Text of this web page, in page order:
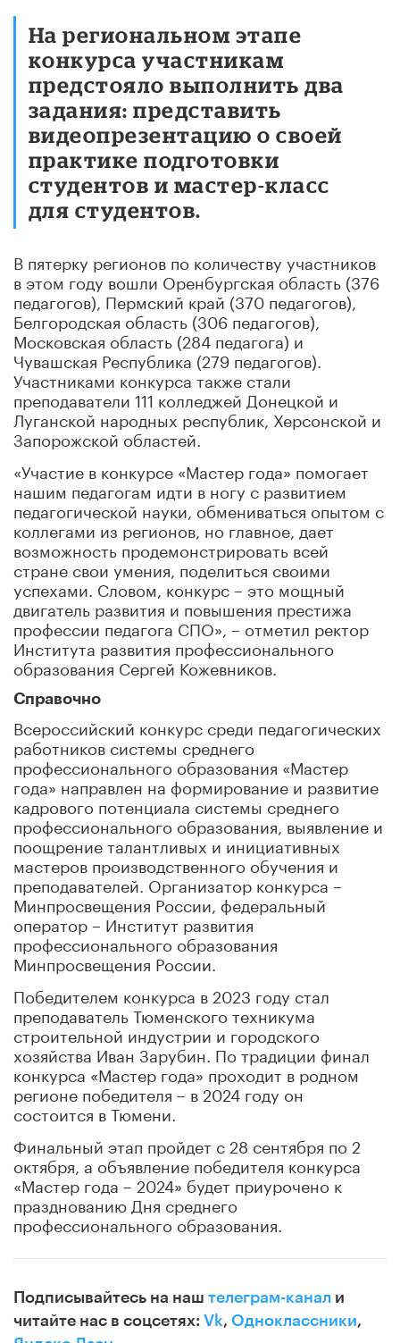
На региональном этапе
конкурса участникам
предстояло выполнить два
задания: представить
видеопрезентацию о своей
практике подготовки
студентов и мастер-класс
для студентов.
В пятерку регионов по количеству участников
в этом году вошли Оренбургская область (376
педагогов), Пермский край (370 педагогов),
Белгородская область (306 педагогов),
Московская область (284 педагога) и
Чувашская Республика (279 педагогов).
Участниками конкурса также стали
преподаватели 111 колледжей Донецкой и
Луганской народных республик, Херсонской и
Запорожской областей.
«Участие в конкурсе «Мастер года» помогает
нашим педагогам идти в ногу с развитием
педагогической науки, обмениваться опытом с
коллегами из регионов, но главное, дает
возможность продемонстрировать всей
стране свои умения, поделиться своими
успехами. Словом, конкурс – это мощный
двигатель развития и повышения престижа
профессии педагога СПО», – отметил ректор
Института развития профессионального
образования Сергей Кожевников.
Справочно
Всероссийский конкурс среди педагогических
работников системы среднего
профессионального образования «Мастер
года» направлен на формирование и развитие
кадрового потенциала системы среднего
профессионального образования, выявление и
поощрение талантливых и инициативных
мастеров производственного обучения и
преподавателей. Организатор конкурса –
Минпросвещения России, федеральный
оператор – Институт развития
профессионального образования
Минпросвещения России.
Победителем конкурса в 2023 году стал
преподаватель Тюменского техникума
строительной индустрии и городского
хозяйства Иван Зарубин. По традиции финал
конкурса «Мастер года» проходит в родном
регионе победителя – в 2024 году он
состоится в Тюмени.
Финальный этап пройдет с 28 сентября по 2
октября, а объявление победителя конкурса
«Мастер года – 2024» будет приурочено к
празднованию Дня среднего
профессионального образования.
Подписывайтесь на наш телеграм-канал и
читайте нас в соцсетях: Vk, Одноклассники,